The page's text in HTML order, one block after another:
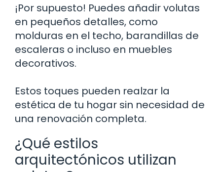
¡Por supuesto! Puedes añadir volutas
en pequeños detalles, como
molduras en el techo, barandillas de
escaleras o incluso en muebles
decorativos.
Estos toques pueden realzar la
estética de tu hogar sin necesidad de
una renovación completa.
¿Qué estilos
arquitectónicos utilizan